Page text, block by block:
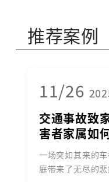
推荐案例
11/26
交通事故致
害者家属如
一场突如其来的
庭带来了无尽的悲